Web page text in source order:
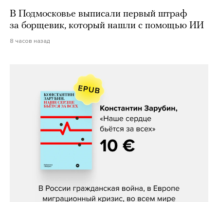
В Подмосковье выписали первый штраф
за борщевик, который нашли с помощью ИИ
8 часов назад
Константин Зарубин, «Наше сердце